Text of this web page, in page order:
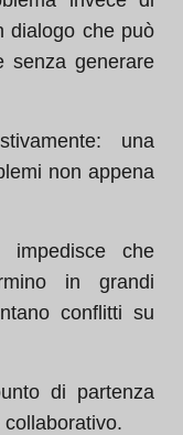
dialogo che può
senza generare
una
non appena
impedisce che
in grandi
conflitti su
di partenza